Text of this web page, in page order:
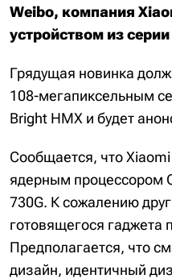
Weibo, компания
устройством из
Грядущая новинка
108-мегапиксельным
Bright HMX и будет
Сообщается, что Xiaomi
ядерным процессором
730G. К сожалению
готовящегося гаджета
Предполагается, что
дизайн, идентичный